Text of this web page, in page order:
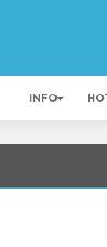
INFO